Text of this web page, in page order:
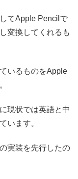
てApple Pencilで
変換してくれるも
いるものをApple
現状では英語と中
います。
実装を先行したの